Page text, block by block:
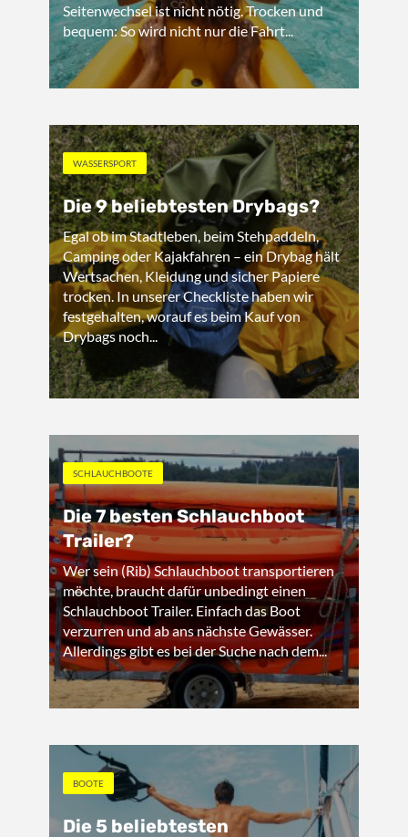
Seitenwechsel ist nicht nötig. Trocken und
bequem: So wird nicht nur die Fahrt...
WASSERSPORT
Die 9 beliebtesten Drybags?
Egal ob im Stadtleben, beim Stehpaddeln,
Camping oder Kajakfahren – ein Drybag hält
Wertsachen, Kleidung und sicher Papiere
trocken. In unserer Checkliste haben wir
festgehalten, worauf es beim Kauf von
Drybags noch...
SCHLAUCHBOOTE
Die 7 besten Schlauchboot
Trailer?
Wer sein (Rib) Schlauchboot transportieren
möchte, braucht dafür unbedingt einen
Schlauchboot Trailer. Einfach das Boot
verzurren und ab ans nächste Gewässer.
Allerdings gibt es bei der Suche nach dem...
BOOTE
Die 5 beliebtesten